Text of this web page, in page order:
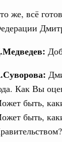
же, всё
Как Вы
быть,
быть,
15
кредитам
городов.
«Единый